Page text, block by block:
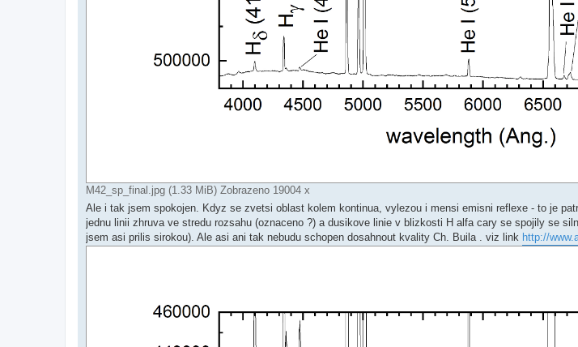
M42_sp_final.jpg (1.33 MiB) Zobrazeno 19004 x
Ale i tak jsem spokojen. Kdyz se zvetsi oblast kolem kontinua, vylezou i mensi emisni reflexe - to je
jednu linii zhruva ve stredu rozsahu (oznaceno ?) a dusikove linie v blizkosti H alfa cary se spojily se
jsem asi prilis sirokou). Ale asi ani tak nebudu schopen dosahnout kvality Ch. Buila . viz link http://